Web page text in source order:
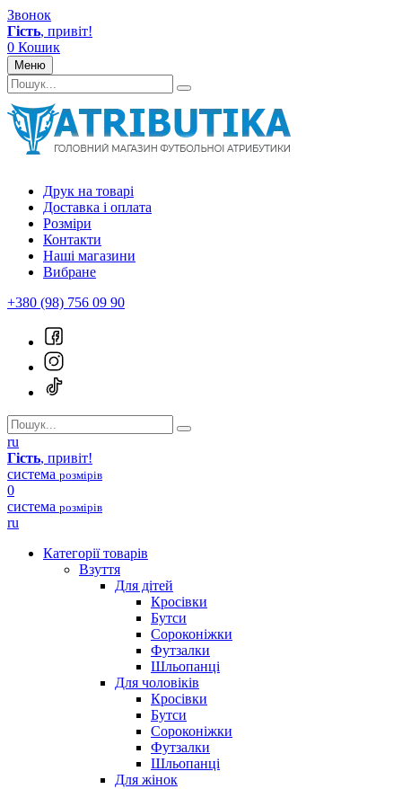
Звонок
Гість, привіт!
0 Кошик
Меню
Друк на товарі
Доставка і оплата
Розміри
Контакти
Наші магазини
Вибране
+380 (98) 756 09 90
ru
Гість, привіт!
система розмірів
0
система розмірів
ru
Категорії товарів
Взуття
Для дітей
Кросівки
Бутси
Сороконіжки
Футзалки
Шльопанці
Для чоловіків
Кросівки
Бутси
Сороконіжки
Футзалки
Шльопанці
Для жінок